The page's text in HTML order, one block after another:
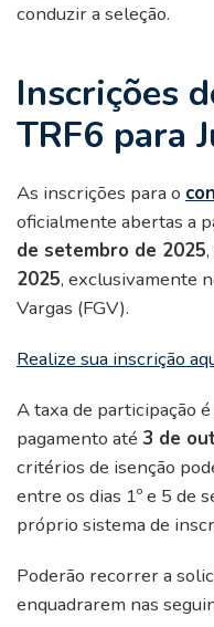
conduzir a seleção.
Inscrições
TRF6 para
As inscrições para o
oficialmente abertas a
de setembro de 2025
2025, exclusivamente
Vargas (FGV).
Realize sua inscrição
A taxa de participação é
pagamento até 3 de
critérios de isenção
entre os dias 1º e 5 de
próprio sistema de
Poderão recorrer a
enquadrarem nas